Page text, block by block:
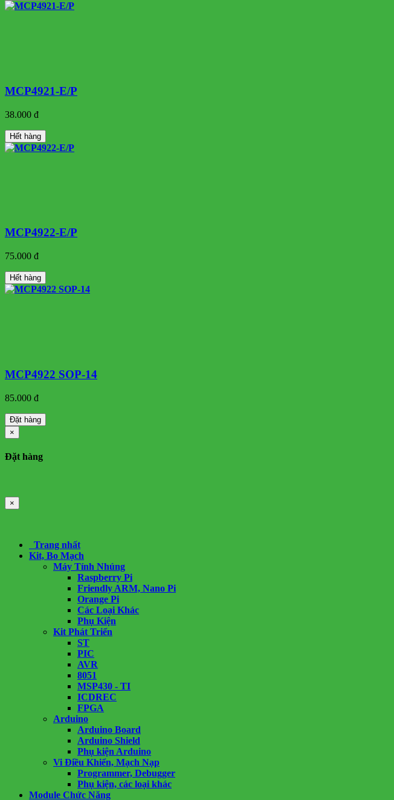
MCP4921-E/P
38.000 đ
Hết hàng
MCP4922-E/P
75.000 đ
Hết hàng
MCP4922 SOP-14
85.000 đ
Đặt hàng
×
Đặt hàng
×
Trang nhất
Kit, Bo Mạch
Máy Tính Nhúng
Raspberry Pi
Friendly ARM, Nano Pi
Orange Pi
Các Loại Khác
Phụ Kiện
Kit Phát Triển
ST
PIC
AVR
8051
MSP430 - TI
ICDREC
FPGA
Arduino
Arduino Board
Arduino Shield
Phụ kiện Arduino
Vi Điều Khiển, Mạch Nạp
Programmer, Debugger
Phụ kiện, các loại khác
Module Chức Năng